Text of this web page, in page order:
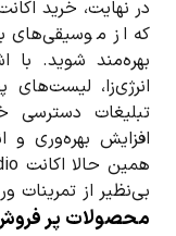
که از
انرژی‌زا،
تبلیغات دسترسی
افزایش بهره‌وری و
بی‌نظیر از
محصولات پر